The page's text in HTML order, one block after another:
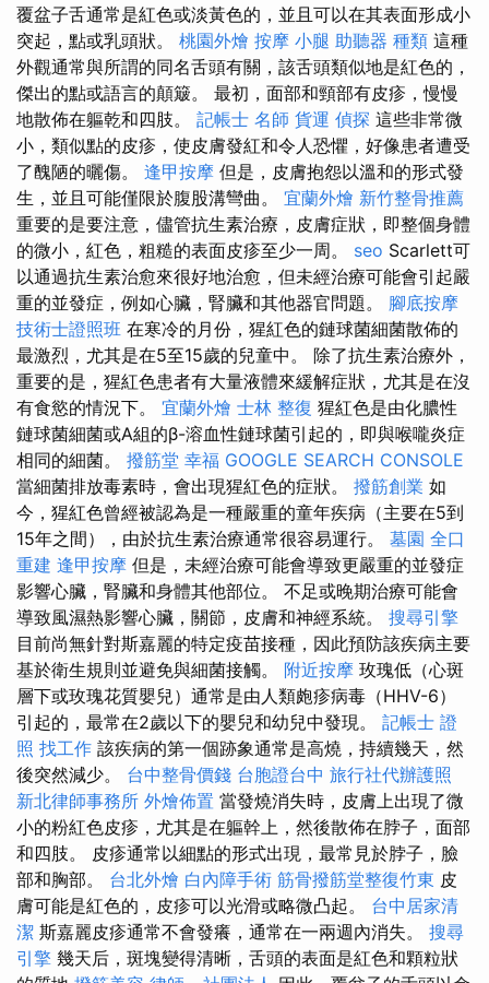
覆盆子舌通常是紅色或淡黃色的，並且可以在其表面形成小
突起，點或乳頭狀。 桃園外燴 按摩 小腿 助聽器 種類 這種
外觀通常與所謂的同名舌頭有關，該舌頭類似地是紅色的，
傑出的點或語言的顛簸。 最初，面部和頸部有皮疹，慢慢
地散佈在軀乾和四肢。 記帳士 名師 貨運 偵探 這些非常微
小，類似點的皮疹，使皮膚發紅和令人恐懼，好像患者遭受
了醜陋的曬傷。 逢甲按摩 但是，皮膚抱怨以溫和的形式發
生，並且可能僅限於腹股溝彎曲。 宜蘭外燴 新竹整骨推薦
重要的是要注意，儘管抗生素治療，皮膚症狀，即整個身體
的微小，紅色，粗糙的表面皮疹至少一周。 seo Scarlett可
以通過抗生素治愈來很好地治愈，但未經治療可能會引起嚴
重的並發症，例如心臟，腎臟和其他器官問題。 腳底按摩
技術士證照班 在寒冷的月份，猩紅色的鏈球菌細菌散佈的
最激烈，尤其是在5至15歲的兒童中。 除了抗生素治療外，
重要的是，猩紅色患者有大量液體來緩解症狀，尤其是在沒
有食慾的情況下。 宜蘭外燴 士林 整復 猩紅色是由化膿性
鏈球菌細菌或A組的β-溶血性鏈球菌引起的，即與喉嚨炎症
相同的細菌。 撥筋堂 幸福 GOOGLE SEARCH CONSOLE
當細菌排放毒素時，會出現猩紅色的症狀。 撥筋創業 如
今，猩紅色曾經被認為是一種嚴重的童年疾病（主要在5到
15年之間），由於抗生素治療通常很容易運行。 墓園 全口
重建 逢甲按摩 但是，未經治療可能會導致更嚴重的並發症
影響心臟，腎臟和身體其他部位。 不足或晚期治療可能會
導致風濕熱影響心臟，關節，皮膚和神經系統。 搜尋引擎
目前尚無針對斯嘉麗的特定疫苗接種，因此預防該疾病主要
基於衛生規則並避免與細菌接觸。 附近按摩 玫瑰低（心斑
層下或玫瑰花質嬰兒）通常是由人類皰疹病毒（HHV-6）
引起的，最常在2歲以下的嬰兒和幼兒中發現。 記帳士 證
照 找工作 該疾病的第一個跡象通常是高燒，持續幾天，然
後突然減少。 台中整骨價錢 台胞證台中 旅行社代辦護照
新北律師事務所 外燴佈置 當發燒消失時，皮膚上出現了微
小的粉紅色皮疹，尤其是在軀幹上，然後散佈在脖子，面部
和四肢。 皮疹通常以細點的形式出現，最常見於脖子，臉
部和胸部。 台北外燴 白內障手術 筋骨撥筋堂整復竹東 皮
膚可能是紅色的，皮疹可以光滑或略微凸起。 台中居家清
潔 斯嘉麗皮疹通常不會發癢，通常在一兩週內消失。 搜尋
引擎 幾天后，斑塊變得清晰，舌頭的表面是紅色和顆粒狀